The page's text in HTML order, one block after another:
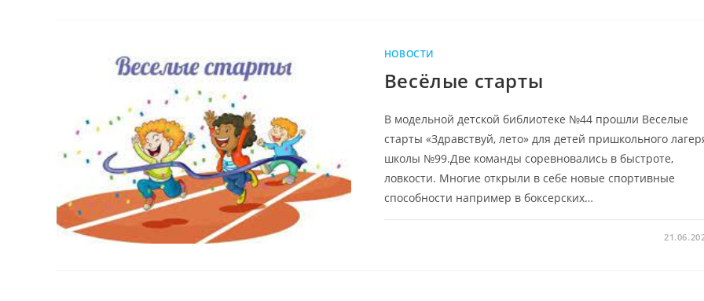
НОВОСТИ
Весёлые старты
В модельной детской библиотеке №44 прошли Веселые
старты «Здравствуй, лето» для детей пришкольного
школы №99.Две команды соревновались в быстроте,
ловкости. Многие открыли в себе новые спортивные
способности например в боксерских…